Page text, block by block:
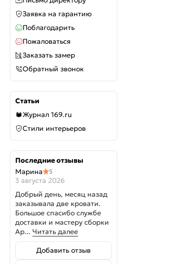
Заявка на гарантию
Поблагодарить
Пожаловаться
Заказать замер
Обратный звонок
Статьи
Журнал 169.ru
Стили интерьеров
Последние отзывы
Марина
5
3 августа 2026
Добрый день, месяц назад
заказывала две кровати.
Большое спасибо службе
доставки и мастеру сборки
Ар... Читать далее
Добавить отзыв